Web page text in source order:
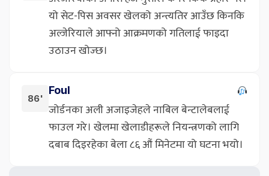
यो सेट-पिस अवसर खेलको अन्त्यतिर आउँछ किनकि
अल्जेरियाले आफ्नो आक्रमणको गतिलाई फाइदा
उठाउन खोज्छ।
86'
Foul
जोर्डनका अली अजाइजेहले नाबिल बेन्टालेबलाई
फाउल गरे। खेलमा खेलाडीहरूले नियन्त्रणको लागि
दबाब दिइरहेका बेला ८६ औं मिनेटमा यो घटना भयो।